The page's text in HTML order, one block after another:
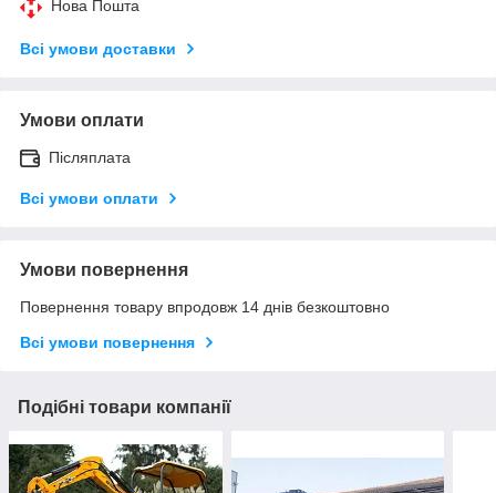
Нова Пошта
Всі умови доставки
Умови оплати
Післяплата
Всі умови оплати
Умови повернення
Повернення товару впродовж 14 днів безкоштовно
Всі умови повернення
Подібні товари компанії